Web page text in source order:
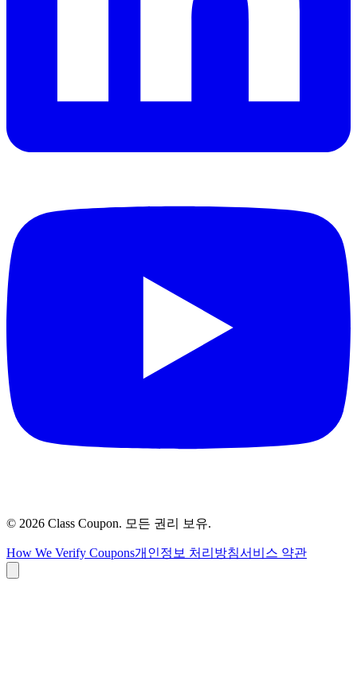
© 2026 Class Coupon. 모든 권리 보유.
How We Verify Coupons개인정보 처리방침서비스 약관